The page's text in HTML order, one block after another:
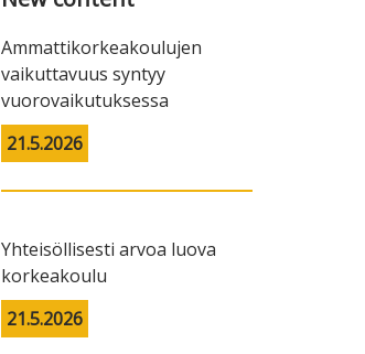
Ammattikorkeakoulujen
vaikuttavuus syntyy
vuorovaikutuksessa
21.5.2026
Yhteisöllisesti arvoa luova
korkeakoulu
21.5.2026